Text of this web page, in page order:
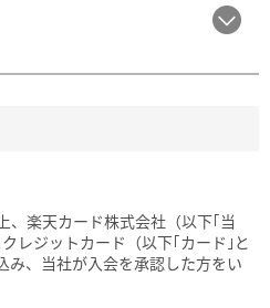
、楽天カード株式会社（以下｢当
レジットカード（以下｢カード｣と
み、当社が入会を承認した方をい